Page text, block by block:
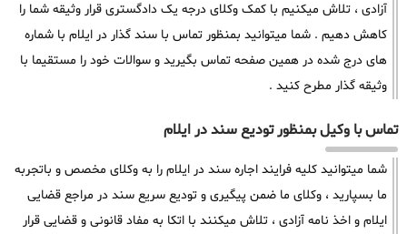
آزادی ، تلاش میکنیم با کمک وکلای درجه یک دادگستری قرار وثیقه شما را
کاهش دهیم . شما میتوانید بمنظور تماس با سند گذار در ایلام با شماره
های درج شده در همین صفحه تماس بگیرید و سوالات خود را مستقیما با
وثیقه گذار مطرح کنید .
تماس با وکیل بمنظور تودیع سند در ایلام
شما میتوانید کلیه فرایند اجاره سند در ایلام را به وکلای مخصص و باتجربه
ما بسپارید ، وکلای ما ضمن پیگیری و تودیع سریع سند در مراجع قضایی
ایلام و اخذ نامه آزادی ، تلاش میکنند با اتکا به مفاد قانونی و قضایی قرار